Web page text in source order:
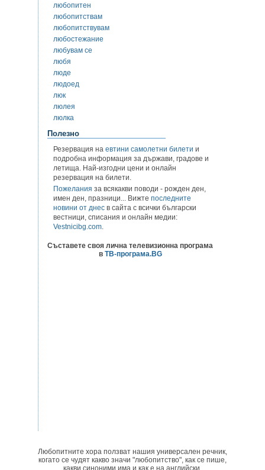
любопитен
любопитствам
любопитствувам
любостежание
любувам се
любя
люде
людоед
люк
люлея
люлка
Полезно
Резервация на евтини самолетни билети и
подробна информация за държави, градове и
летища. Най-изгодни цени и онлайн
резервация на билети.
Пожелания за всякакви поводи - рожден ден,
имен ден, празници... Вижте последните
новини от днес в сайта с всички български
вестници, списания и онлайн медии:
Vestnicibg.com.
Съставете своя лична телевизионна програма
в ТВ-програма.BG
Любопитните хора ползват нашия универсален речник,
когато се чудят какво значи "любопитство", как се пише,